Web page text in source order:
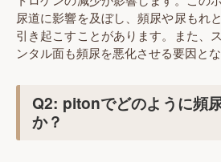
尿道に影響を及ぼし、頻尿や尿もれ
引き起こすことがあります。また、
ンタル面も頻尿を悪化させる要因とな
Q2: pitonでどのように頻
か？